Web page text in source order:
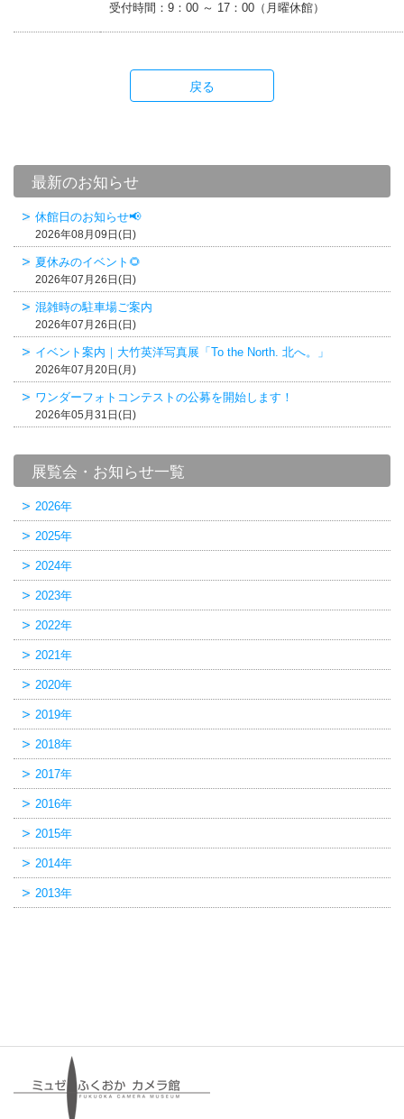
受付時間：9：00 ～ 17：00（月曜休館）
戻る
最新のお知らせ
休館日のお知らせ📢
2026年08月09日(日)
夏休みのイベント🌻
2026年07月26日(日)
混雑時の駐車場ご案内
2026年07月26日(日)
イベント案内｜大竹英洋写真展「To the North. 北へ。」
2026年07月20日(月)
ワンダーフォトコンテストの公募を開始します！
2026年05月31日(日)
展覧会・お知らせ一覧
2026年
2025年
2024年
2023年
2022年
2021年
2020年
2019年
2018年
2017年
2016年
2015年
2014年
2013年